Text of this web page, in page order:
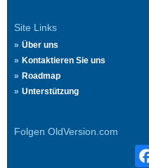
Site Links
Über uns
Kontaktieren Sie uns
Roadmap
Unterstützung
Folgen OldVersion.com